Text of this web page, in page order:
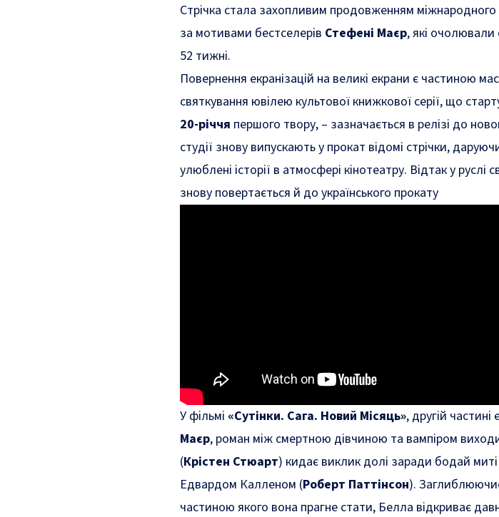
Стрічка стала захопливим продовженням
за мотивами бестселерів Стефені Маєр, які очолювали
52 тижні.
Повернення екранізацій на великі екрани є частиною
святкування ювілею культової книжкової серії, що
20-річчя першого твору, – зазначається в релізі до
студії знову випускають у прокат відомі стрічки,
улюблені історії в атмосфері кінотеатру. Відтак у руслі
знову повертається й до українського прокату
У фільмі «Сутінки. Сага. Новий Місяць», другій частині
Маєр, роман між смертною дівчиною та вампіром
(Крістен Стюарт) кидає виклик долі заради бодай
Едвардом Калленом (Роберт Паттінсон).
частиною якого вона прагне стати, Белла відкриває